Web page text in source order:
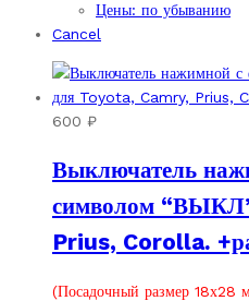
Цены: по убыванию
Cancel
600 ₽
Выключатель
символом
Prius, Corolla.
(Посадочный размер